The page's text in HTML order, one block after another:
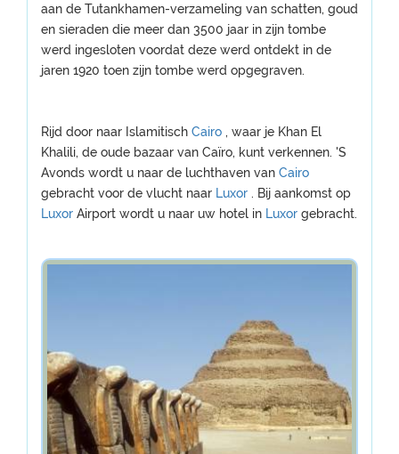
aan de Tutankhamen-verzameling van schatten, goud
en sieraden die meer dan 3500 jaar in zijn tombe
werd ingesloten voordat deze werd ontdekt in de
jaren 1920 toen zijn tombe werd opgegraven.
Rijd door naar Islamitisch Cairo , waar je Khan El
Khalili, de oude bazaar van Caïro, kunt verkennen. 'S
Avonds wordt u naar de luchthaven van Cairo
gebracht voor de vlucht naar Luxor . Bij aankomst op
Luxor Airport wordt u naar uw hotel in Luxor gebracht.